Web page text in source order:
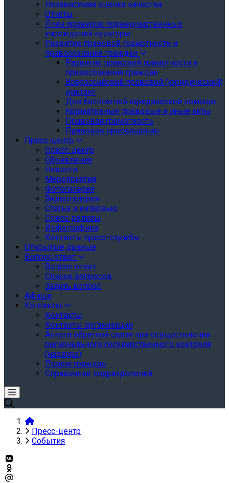
Независимая оценка качества
Отчеты
План проверок подведомственных
учреждений культуры
Развитие правовой грамотности и
правосознания граждан
Развитие правовой грамотности и
правосознания граждан
Всероссийский правовой (юридический)
диктант
Дни бесплатной юридической помощи
Нормативные правовые и иные акты
Правовая грамотность
Правовое просвещение
Пресс-центр
Пресс-центр
Объявления
Новости
Мероприятия
Фотогалерея
Видеогалерея
Статьи и интервью
Пресс-релизы
Инфографика
Контакты пресс-службы
Открытые данные
Вопрос ответ
Вопрос ответ
Список вопросов
Задать вопрос
Афиша
Контакты
Контакты
Контакты организации
Анкета обратной связи при осуществлении
регионального государственного контроля
(надзора)
Прием граждан
Справочник подразделений
Пресс-центр
События